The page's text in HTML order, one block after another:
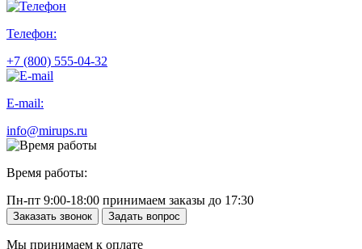
Телефон:
+7 (800) 555-04-32
E-mail:
info@mirups.ru
Время работы:
Пн-пт 9:00-18:00 принимаем заказы до 17:30
Заказать звонок Задать вопрос
Мы принимаем к оплате